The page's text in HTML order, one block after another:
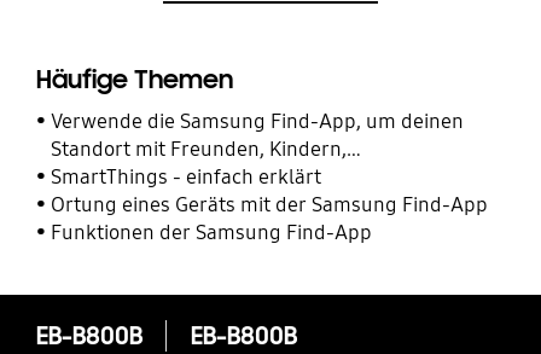
Häufige Themen
Verwende die Samsung Find-App, um deinen
Standort mit Freunden, Kindern,
Familienmitgliedern und anderen Kontakten zu
teilen
SmartThings - einfach erklärt
Ortung eines Geräts mit der Samsung Find-App
Funktionen der Samsung Find-App
EB-B800B EB-B800B